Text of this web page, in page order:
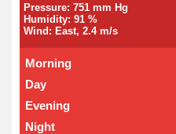
Pressure: 751 mm Hg
Humidity: 91 %
Wind: East, 2.4 m/s
Morning
Day
Evening
Night